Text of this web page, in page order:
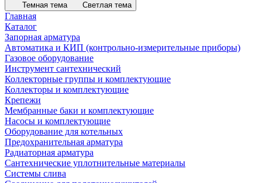
Темная тема Светлая тема
Главная
Каталог
Запорная арматура
Автоматика и КИП (контрольно-измерительные приборы)
Газовое оборудование
Инструмент сантехнический
Коллекторные группы и комплектующие
Коллекторы и комплектующие
Крепежи
Мембранные баки и комплектующие
Насосы и комплектующие
Оборудование для котельных
Предохранительная арматура
Радиаторная арматура
Сантехнические уплотнительные материалы
Системы слива